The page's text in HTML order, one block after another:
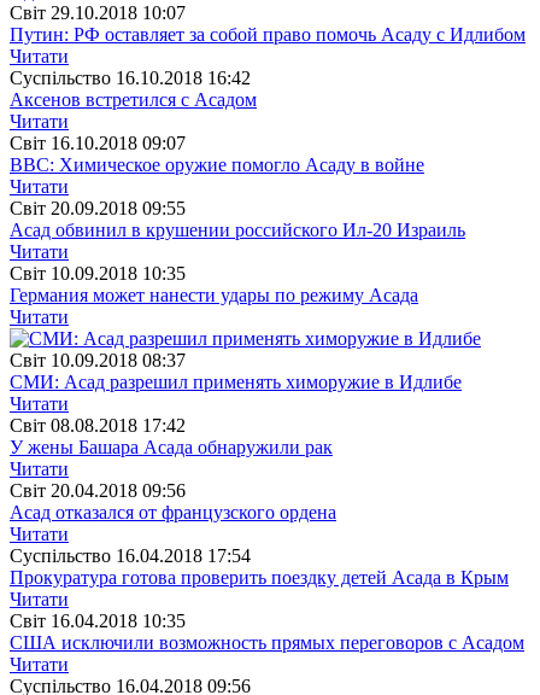
Свiт 29.10.2018 10:07
Путин: РФ оставляет за собой право помочь Асаду с Идлибом
Читати
Суспiльство 16.10.2018 16:42
Аксенов встретился с Асадом
Читати
Свiт 16.10.2018 09:07
ВВС: Химическое оружие помогло Асаду в войне
Читати
Свiт 20.09.2018 09:55
Асад обвинил в крушении российского Ил-20 Израиль
Читати
Свiт 10.09.2018 10:35
Германия может нанести удары по режиму Асада
Читати
Свiт 10.09.2018 08:37
СМИ: Асад разрешил применять химоружие в Идлибе
Читати
Свiт 08.08.2018 17:42
У жены Башара Асада обнаружили рак
Читати
Свiт 20.04.2018 09:56
Асад отказался от французского ордена
Читати
Суспiльство 16.04.2018 17:54
Прокуратура готова проверить поездку детей Асада в Крым
Читати
Свiт 16.04.2018 10:35
США исключили возможность прямых переговоров с Асадом
Читати
Суспiльство 16.04.2018 09:56